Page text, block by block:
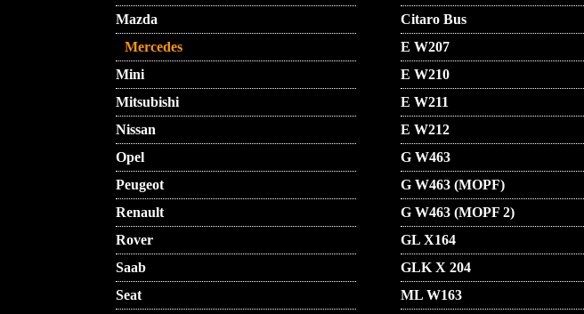
Mazda
Mercedes
Mini
Mitsubishi
Nissan
Opel
Peugeot
Renault
Rover
Saab
Seat
Citaro Bus
E W207
E W210
E W211
E W212
G W463
G W463 (MOPF)
G W463 (MOPF 2)
GL X164
GLK X 204
ML W163